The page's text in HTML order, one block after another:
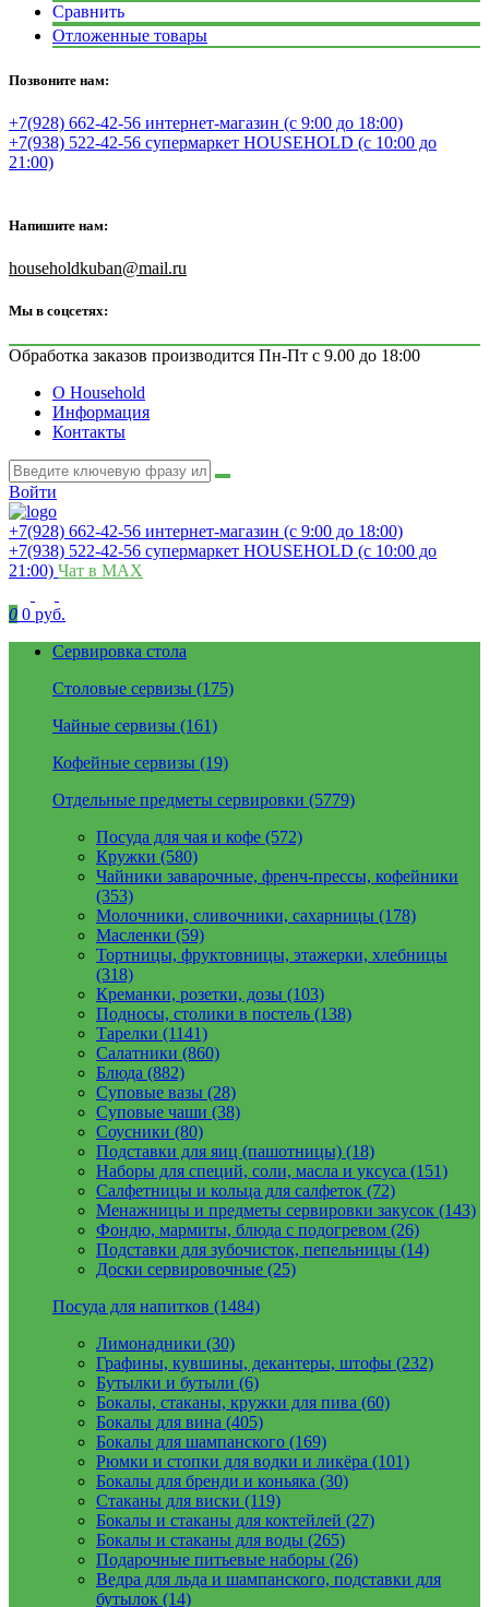
Сравнить
Отложенные товары
Позвоните нам:
+7(928) 662-42-56 интернет-магазин (с 9:00 до 18:00)
+7(938) 522-42-56 супермаркет HOUSEHOLD (с 10:00 до
21:00)
Напишите нам:
householdkuban@mail.ru
Мы в соцсетях:
Обработка заказов производится Пн-Пт с 9.00 до 18:00
О Household
Информация
Контакты
Войти
+7(928) 662-42-56 интернет-магазин (с 9:00 до 18:00)
+7(938) 522-42-56 супермаркет HOUSEHOLD (с 10:00 до
21:00) Чат в MAX
0 0 руб.
Сервировка стола
Столовые сервизы (175)
Чайные сервизы (161)
Кофейные сервизы (19)
Отдельные предметы сервировки (5779)
Посуда для чая и кофе (572)
Кружки (580)
Чайники заварочные, френч-прессы, кофейники
(353)
Молочники, сливочники, сахарницы (178)
Масленки (59)
Тортницы, фруктовницы, этажерки, хлебницы
(318)
Креманки, розетки, дозы (103)
Подносы, столики в постель (138)
Тарелки (1141)
Салатники (860)
Блюда (882)
Суповые вазы (28)
Суповые чаши (38)
Соусники (80)
Подставки для яиц (пашотницы) (18)
Наборы для специй, соли, масла и уксуса (151)
Салфетницы и кольца для салфеток (72)
Менажницы и предметы сервировки закусок (143)
Фондю, мармиты, блюда с подогревом (26)
Подставки для зубочисток, пепельницы (14)
Доски сервировочные (25)
Посуда для напитков (1484)
Лимонадники (30)
Графины, кувшины, декантеры, штофы (232)
Бутылки и бутыли (6)
Бокалы, стаканы, кружки для пива (60)
Бокалы для вина (405)
Бокалы для шампанского (169)
Рюмки и стопки для водки и ликёра (101)
Бокалы для бренди и коньяка (30)
Стаканы для виски (119)
Бокалы и стаканы для коктейлей (27)
Бокалы и стаканы для воды (265)
Подарочные питьевые наборы (26)
Ведра для льда и шампанского, подставки для
бутылок (14)